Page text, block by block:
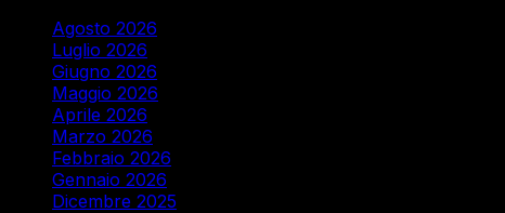
Agosto 2026
Luglio 2026
Giugno 2026
Maggio 2026
Aprile 2026
Marzo 2026
Febbraio 2026
Gennaio 2026
Dicembre 2025